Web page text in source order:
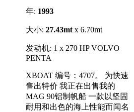
年: 1993
大小: 27.43mt x 6.70mt
发动机: 1 x 270 HP VOLVO
PENTA
XBOAT 编号：4707。 为快速
售出特价 我正在出售我的
MAG 90铝制帆船 一款以坚固
耐用和出色的海上性能而闻名